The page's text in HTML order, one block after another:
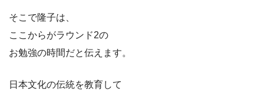
そこで隆子は、
ここからがラウンド2の
お勉強の時間だと伝えます。
日本文化の伝統を教育して